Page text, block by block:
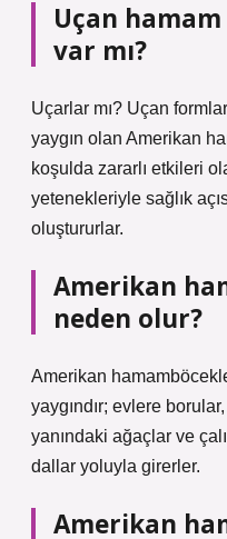
Uçan
var mı?
Uçarlar mı? Uçan
yaygın olan Amerikan
koşulda zararlı etkileri
yetenekleriyle sağlık
oluştururlar.
Amerikan
neden olur?
Amerikan
yaygındır; evlere
yanındaki ağaçlar ve
dallar yoluyla girerler.
Amerikan